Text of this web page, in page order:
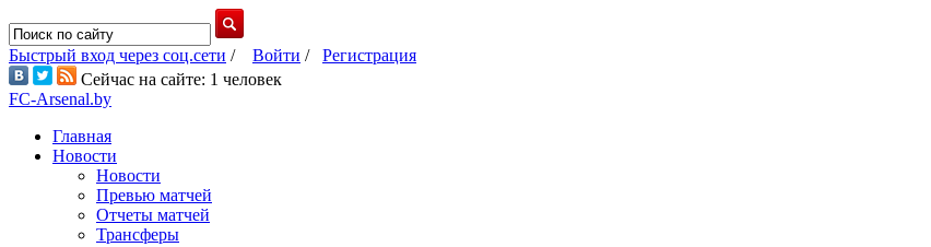
Быстрый вход через соц.сети / Войти / Регистрация
Сейчас на сайте: 1 человек
FC-Arsenal.by
Главная
Новости
Новости
Превью матчей
Отчеты матчей
Трансферы